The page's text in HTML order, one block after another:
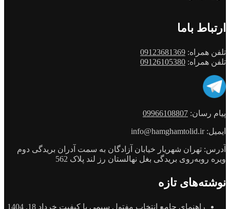
باما
09123681369
09126105380
09966108807
شهریار خیابان آزادگان به سمت آدران بریدگی دوم
بریدگی بغل نهالستان رز لند پلاک 562
تازه
جامع انتخاب مفتول سیمی با کیفیت خرداد 18, 1404